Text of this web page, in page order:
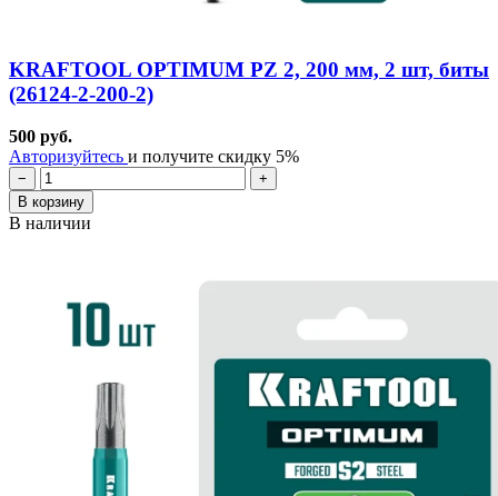
KRAFTOOL OPTIMUM PZ 2, 200 мм, 2 шт, биты
(26124-2-200-2)
500 руб.
Авторизуйтесь и получите скидку 5%
−
+
В корзину
В наличии